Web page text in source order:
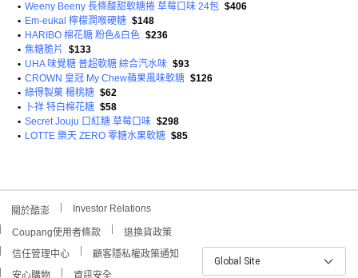
• Weeny Beeny 長條酸甜軟糖捲 草莓口味 24包 $406
• Em-eukal 檸檬潤喉硬糖 $148
• HARIBO 棉花糖 粉色&白色 $236
• 焦糖脆片
$133
• UHA 味覺糖 普超軟糖 綜合汽水味 $93
• CROWN 皇冠 My Chew蘋果風味軟糖 $126
• 綠得製菓 楊桃糖 $62
•
卜祥 特白棉花糖 $58
• Secret Jouju 口紅糖 草莓口味 $298
• LOTTE 樂天 ZERO 零糖水果軟糖 $85
關於酷澎 Investor Relations
Coupang使用者條款
退換貨政策
信任管理中心
顧客隱私權政策通知
安心購物
資訊安全
Global Site